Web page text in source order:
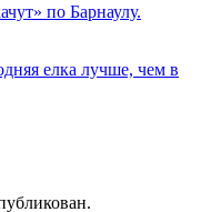
по Барнаулу.
елка лучше, чем в